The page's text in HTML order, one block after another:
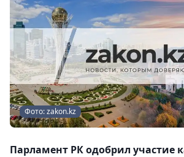
Фото: zakon.kz
Парламент РК одобрил участие